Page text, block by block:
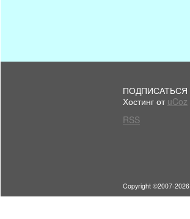
ПОДПИСАТЬСЯ
Хостинг от uCoz
RSS
Copyright ©2007-2026